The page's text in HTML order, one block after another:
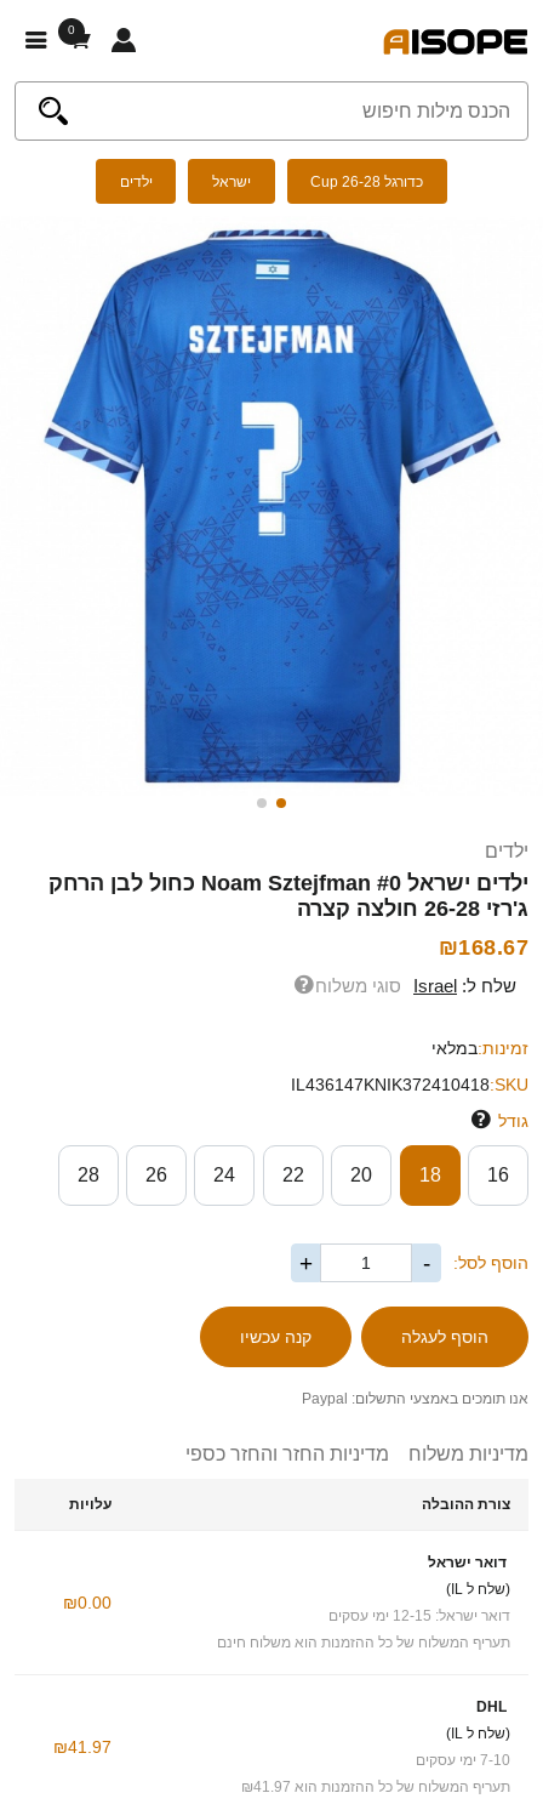
0
כדורגל Cup 26-28 ישראל ילדים
ילדים
ילדים ישראל Noam Sztejfman #0 כחול לבן הרחק
ג'רזי 26-28 חולצה קצרה
₪168.67
שלח ל: Israel סוגי משלוח
זמינות:במלאי
SKU:
IL436147KNIK372410418
גודל
16
18
20
22
24
26
28
הוסף לסל: -
+
אנו תומכים באמצעי התשלום: Paypal
מדיניות משלוח מדיניות החזר והחזר כספי
צורת ההובלה עלויות
דואר ישראל
(שלח ל IL)
דואר ישראל: 12-15 ימי עסקים
תעריף המשלוח של כל ההזמנות הוא משלוח חינם
₪0.00
DHL
(שלח ל IL)
7-10 ימי עסקים
תעריף המשלוח של כל ההזמנות הוא ₪41.97
₪41.97